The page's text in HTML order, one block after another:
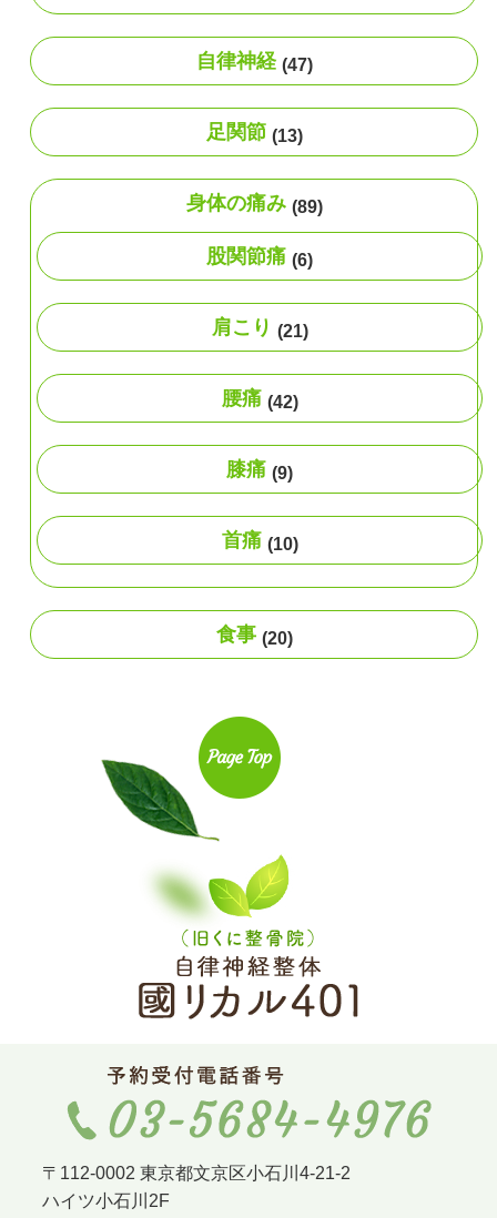
自律神経 (47)
足関節 (13)
身体の痛み (89)
股関節痛 (6)
肩こり (21)
腰痛 (42)
膝痛 (9)
首痛 (10)
食事 (20)
〒112-0002 東京都文京区小石川4-21-2
ハイツ小石川2F